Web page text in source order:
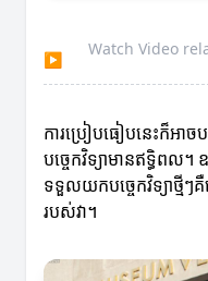
▶
Watch Video
ការប្រៀបធៀបនេះក៏អាច
បច្ចេកវិទ្យាមានឥទ្ធិព
ទទួលយកបច្ចេកវិទ្យាថ្មីៗ
របស់វា។